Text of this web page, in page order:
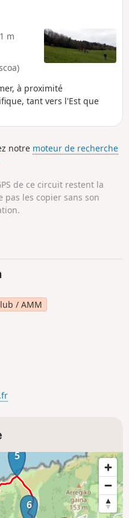
m
à proximité
tant vers l'Est que
notre moteur de recherche
de ce circuit restent la
les copier sans son
/ AMM
5
6